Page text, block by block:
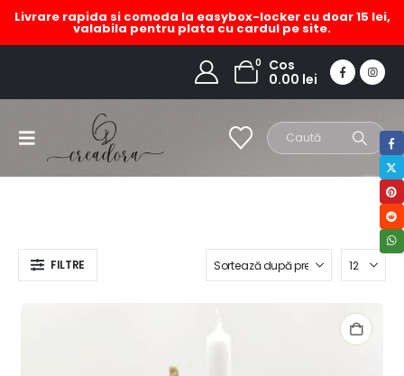
Livrare rapida si comoda la easybox-locker cu doar 15 lei,
valabila pentru plata cu cardul pe site.
0
Cos
0.00 lei
aranjamnet in ceasca cu
lumanare
MAGAZIN
ARANJAMNET IN CEASCA CU LUMANARE
FILTRE